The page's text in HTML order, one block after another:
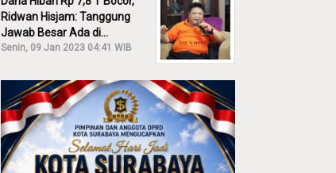
Ridwan Hisjam: Tanggung
Jawab Besar Ada di
Pemprov, Bukan DPRD Jatim!
Senin, 09 Jan 2023 04:41 WIB